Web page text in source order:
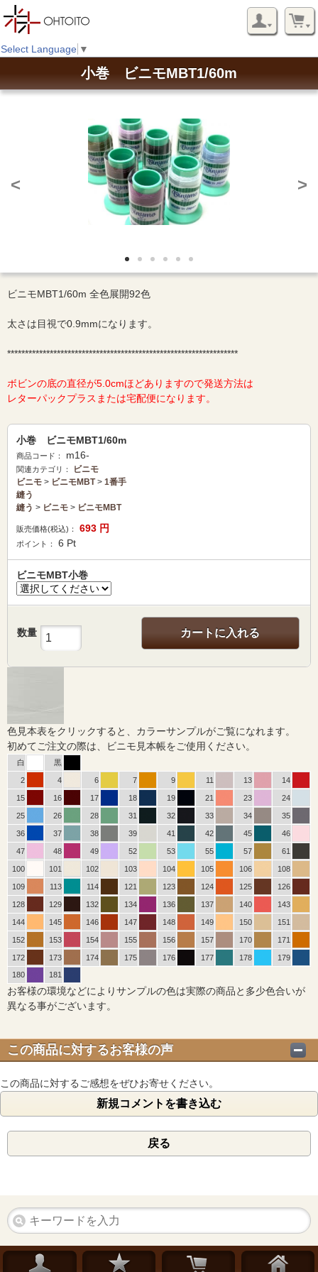
Select Language ▼
小巻 ビニモMBT1/60m
< >
ビニモMBT1/60m 全色展開92色
太さは目視で0.9mmになります。
*****************************************************************
ボビンの底の直径が5.0cmほどありますので発送方法は
レターパックプラスまたは宅配便になります。
小巻 ビニモMBT1/60m
商品コード： m16-
関連カテゴリ：
ビニモ
ビニモ > ビニモMBT> 1番手
縫う
縫う > ビニモ > ビニモMBT
販売価格(税込)： 693 円
ポイント： 6 Pt
ビニモMBT小巻
数量 カートに入れる
色見本表をクリックすると、カラーサンプルがご覧になれます。
初めてご注文の際は、ビニモ見本帳をご使用ください。
白 黒
2 4 6 7 9 11 13 14
15 16 17 18 19 21 23 24
25 26 28 31 32 33 34 35
36 37 38 39 41 42 45 46
47 48 49 52 53 55 57 61
100 101 102 103 104 105 106 108
109 113 114 121 123 124 125 126
128 129 132 134 136 137 140 143
144 145 146 147 148 149 150 151
152 153 154 155 156 157 170 171
172 173 174 175 176 177 178
179
180
181
お客様の環境などによりサンプルの色は実際の商品と多少色合いが
異なる事がございます。
この商品に対するお客様の声
この商品に対するご感想をぜひお寄せください。
新規コメントを書き込む
戻る